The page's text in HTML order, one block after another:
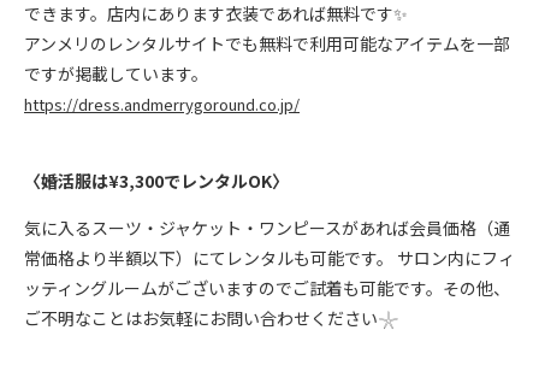
できます。店内にあります衣装であれば無料です✨
アンメリのレンタルサイトでも無料で利用可能なアイテムを一部
ですが掲載しています。
https://dress.andmerrygoround.co.jp/
〈婚活服は¥3,300でレンタルOK〉
気に入るスーツ・ジャケット・ワンピースがあれば会員価格（通
常価格より半額以下）にてレンタルも可能です。 サロン内にフィ
ッティングルームがございますのでご試着も可能です。その他、
ご不明なことはお気軽にお問い合わせください𓇼